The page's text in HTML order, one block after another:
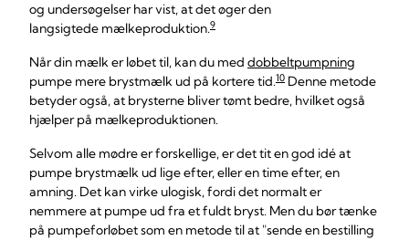
og undersøgelser har vist, at det øger den
langsigtede mælkeproduktion.9
Når din mælk er løbet til, kan du med dobbeltpumpning
pumpe mere brystmælk ud på kortere tid.10 Denne metode
betyder også, at brysterne bliver tømt bedre, hvilket også
hjælper på mælkeproduktionen.
Selvom alle mødre er forskellige, er det tit en god idé at
pumpe brystmælk ud lige efter, eller en time efter, en
amning. Det kan virke ulogisk, fordi det normalt er
nemmere at pumpe ud fra et fuldt bryst. Men du bør tænke
på pumpeforløbet som en metode til at "sende en bestilling